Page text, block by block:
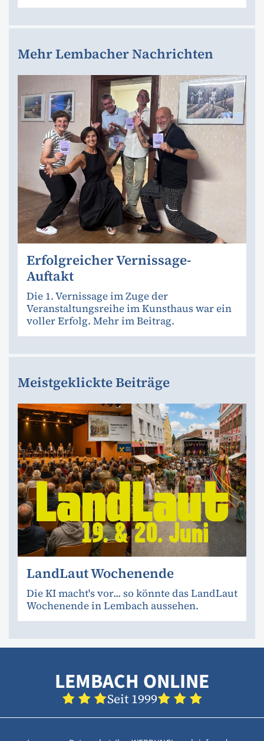
Mehr Lembacher Nachrichten
Erfolgreicher Vernissage-
Auftakt
Die 1. Vernissage im Zuge der
Veranstaltungsreihe im Kunsthaus war ein
voller Erfolg. Mehr im Beitrag.
Meistgeklickte Beiträge
LandLaut Wochenende
Die KI macht's vor... so könnte das LandLaut
Wochenende in Lembach aussehen.
LEMBACH ONLINE
Seit 1999